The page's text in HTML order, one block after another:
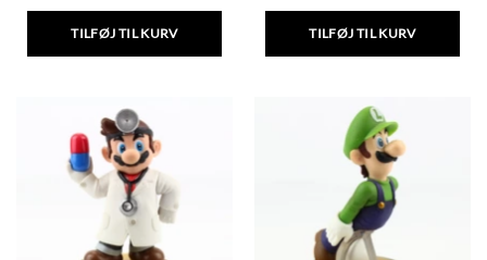
TILFØJ TIL KURV TILFØJ TIL KURV